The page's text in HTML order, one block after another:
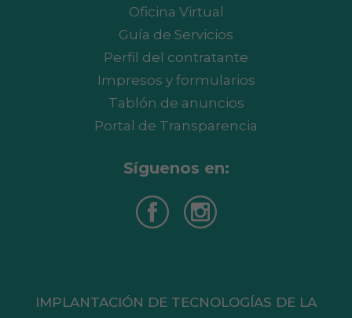
Oficina Virtual
Guía de Servicios
Perfil del contratante
Impresos y formularios
Tablón de anuncios
Portal de Transparencia
Síguenos en:
IMPLANTACIÓN DE TECNOLOGÍAS DE LA